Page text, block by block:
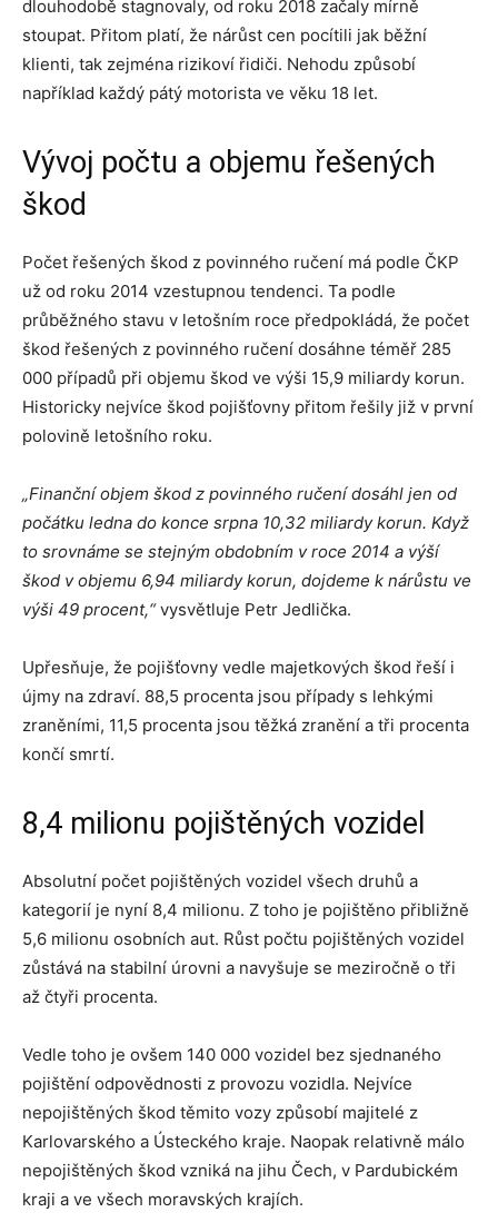
dlouhodobě stagnovaly, od roku 2018 začaly mírně
stoupat. Přitom platí, že nárůst cen pocítili jak běžní
klienti, tak zejména rizikoví řidiči. Nehodu způsobí
například každý pátý motorista ve věku 18 let.
Vývoj počtu a objemu řešených
škod
Počet řešených škod z povinného ručení má podle ČKP
už od roku 2014 vzestupnou tendenci. Ta podle
průběžného stavu v letošním roce předpokládá, že počet
škod řešených z povinného ručení dosáhne téměř 285
000 případů při objemu škod ve výši 15,9 miliardy korun.
Historicky nejvíce škod pojišťovny přitom řešily již v první
polovině letošního roku.
„Finanční objem škod z povinného ručení dosáhl jen od
počátku ledna do konce srpna 10,32 miliardy korun. Když
to srovnáme se stejným obdobním v roce 2014 a výší
škod v objemu 6,94 miliardy korun, dojdeme k nárůstu ve
výši 49 procent,“vysvětluje Petr Jedlička.
Upřesňuje, že pojišťovny vedle majetkových škod řeší i
újmy na zdraví. 88,5 procenta jsou případy s lehkými
zraněními, 11,5 procenta jsou těžká zranění a tři procenta
končí smrtí.
8,4 milionu pojištěných vozidel
Absolutní počet pojištěných vozidel všech druhů a
kategorií je nyní 8,4 milionu. Z toho je pojištěno přibližně
5,6 milionu osobních aut. Růst počtu pojištěných vozidel
zůstává na stabilní úrovni a navyšuje se meziročně o tři
až čtyři procenta.
Vedle toho je ovšem 140 000 vozidel bez sjednaného
pojištění odpovědnosti z provozu vozidla. Nejvíce
nepojištěných škod těmito vozy způsobí majitelé z
Karlovarského a Ústeckého kraje. Naopak relativně málo
nepojištěných škod vzniká na jihu Čech, v Pardubickém
kraji a ve všech moravských krajích.